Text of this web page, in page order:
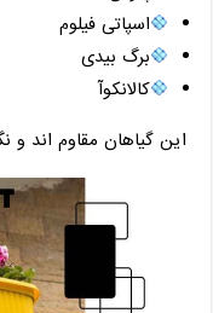
اسپاتی فیلوم
برگ بیدی
کالانکوآ
این گیاهان مقاوم ‌اند و